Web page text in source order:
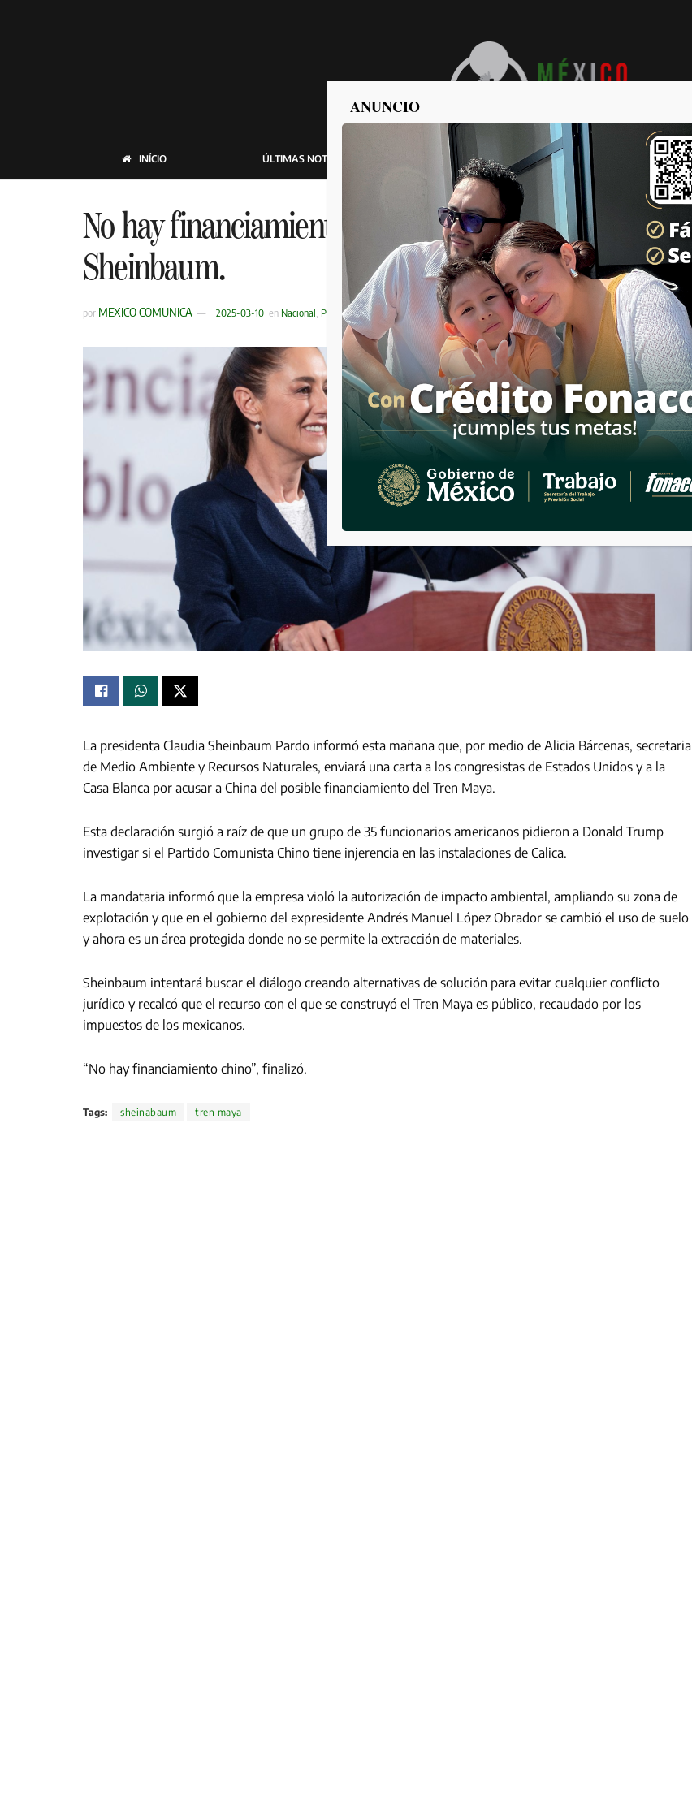
INÍCIO ÚLTIMAS NOTICIAS POLÍTICA POLICIACA
No hay financiamiento chino en el Tren Maya:
Sheinbaum.
por MEXICO COMUNICA 2025-03-10 en Nacional Política,Últimas Noticias
La presidenta Claudia Sheinbaum Pardo informó esta mañana que, por medio de Alicia Bárcenas, secretaria
de Medio Ambiente y Recursos Naturales, enviará una carta a los congresistas de Estados Unidos y a la
Casa Blanca por acusar a China del posible financiamiento del Tren Maya.
Esta declaración surgió a raíz de que un grupo de 35 funcionarios americanos pidieron a Donald Trump
investigar si el Partido Comunista Chino tiene injerencia en las instalaciones de Calica.
La mandataria informó que la empresa violó la autorización de impacto ambiental, ampliando su zona de
explotación y que en el gobierno del expresidente Andrés Manuel López Obrador se cambió el uso de suelo
y ahora es un área protegida donde no se permite la extracción de materiales.
Sheinbaum intentará buscar el diálogo creando alternativas de solución para evitar cualquier conflicto
jurídico y recalcó que el recurso con el que se construyó el Tren Maya es público, recaudado por los
impuestos de los mexicanos.
“No hay financiamiento chino”, finalizó.
Tags: sheinabaum tren maya
ANUNCIO